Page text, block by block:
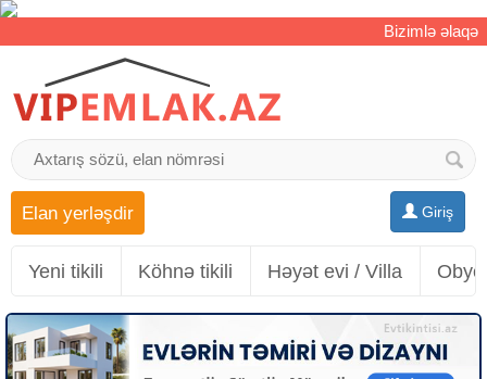
Bizimlə əlaqə
Giriş
Elan yerləşdir
Yeni tikili Köhnə tikili Həyət evi / Villa